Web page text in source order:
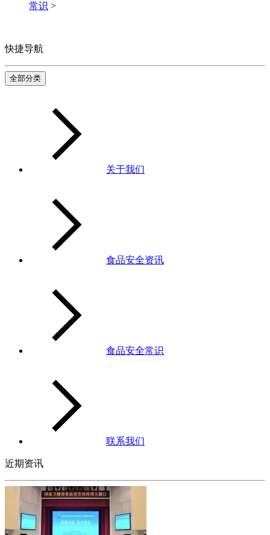
常识 >
快捷导航
全部分类
关于我们
食品安全资讯
食品安全常识
联系我们
近期资讯